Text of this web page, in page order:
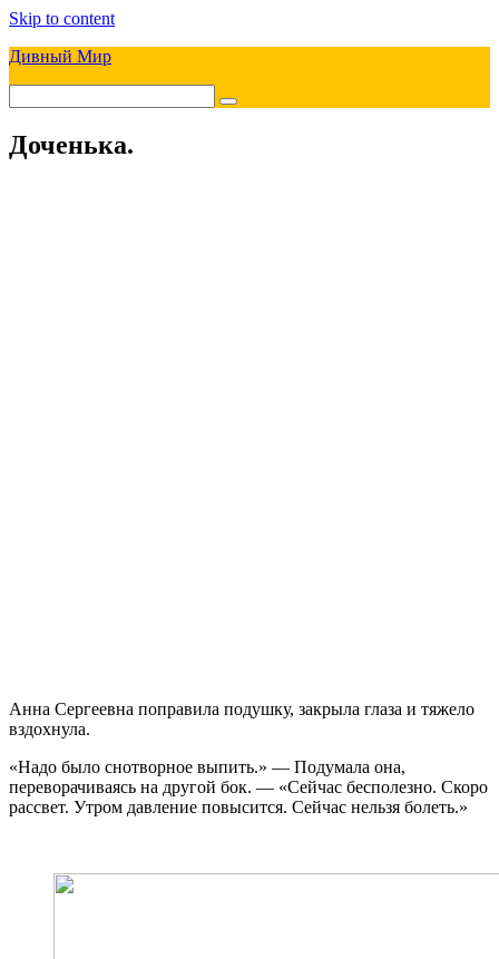
Skip to content
Дивный Мир
Доченька.
Анна Сергеевна поправила подушку, закрыла глаза и тяжело
вздохнула.
«Надо было снотворное выпить.» — Подумала она,
переворачиваясь на другой бок. — «Сейчас бесполезно. Скоро
рассвет. Утром давление повысится. Сейчас нельзя болеть.»